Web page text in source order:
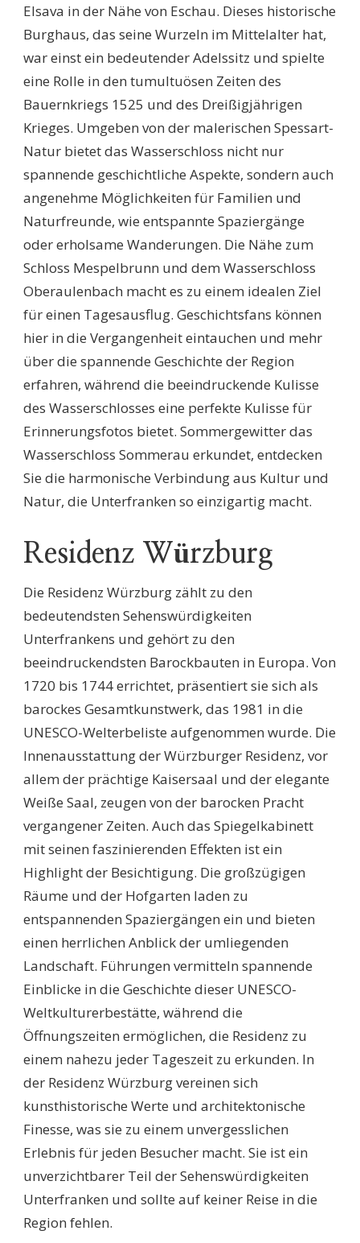
Elsava in der Nähe von Eschau. Dieses historische
Burghaus, das seine Wurzeln im Mittelalter hat,
war einst ein bedeutender Adelssitz und spielte
eine Rolle in den tumultuösen Zeiten des
Bauernkriegs 1525 und des Dreißigjährigen
Krieges. Umgeben von der malerischen Spessart-
Natur bietet das Wasserschloss nicht nur
spannende geschichtliche Aspekte, sondern auch
angenehme Möglichkeiten für Familien und
Naturfreunde, wie entspannte Spaziergänge
oder erholsame Wanderungen. Die Nähe zum
Schloss Mespelbrunn und dem Wasserschloss
Oberaulenbach macht es zu einem idealen Ziel
für einen Tagesausflug. Geschichtsfans können
hier in die Vergangenheit eintauchen und mehr
über die spannende Geschichte der Region
erfahren, während die beeindruckende Kulisse
des Wasserschlosses eine perfekte Kulisse für
Erinnerungsfotos bietet. Sommergewitter das
Wasserschloss Sommerau erkundet, entdecken
Sie die harmonische Verbindung aus Kultur und
Natur, die Unterfranken so einzigartig macht.
Residenz Würzburg
Die Residenz Würzburg zählt zu den
bedeutendsten Sehenswürdigkeiten
Unterfrankens und gehört zu den
beeindruckendsten Barockbauten in Europa. Von
1720 bis 1744 errichtet, präsentiert sie sich als
barockes Gesamtkunstwerk, das 1981 in die
UNESCO-Welterbeliste aufgenommen wurde. Die
Innenausstattung der Würzburger Residenz, vor
allem der prächtige Kaisersaal und der elegante
Weiße Saal, zeugen von der barocken Pracht
vergangener Zeiten. Auch das Spiegelkabinett
mit seinen faszinierenden Effekten ist ein
Highlight der Besichtigung. Die großzügigen
Räume und der Hofgarten laden zu
entspannenden Spaziergängen ein und bieten
einen herrlichen Anblick der umliegenden
Landschaft. Führungen vermitteln spannende
Einblicke in die Geschichte dieser UNESCO-
Weltkulturerbestätte, während die
Öffnungszeiten ermöglichen, die Residenz zu
einem nahezu jeder Tageszeit zu erkunden. In
der Residenz Würzburg vereinen sich
kunsthistorische Werte und architektonische
Finesse, was sie zu einem unvergesslichen
Erlebnis für jeden Besucher macht. Sie ist ein
unverzichtbarer Teil der Sehenswürdigkeiten
Unterfranken und sollte auf keiner Reise in die
Region fehlen.